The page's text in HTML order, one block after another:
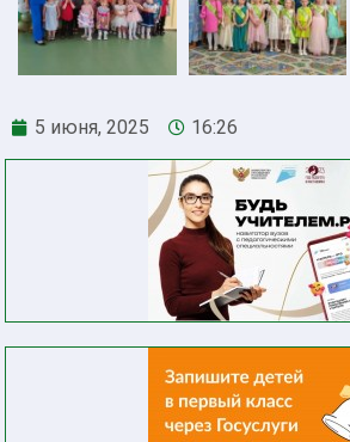
5 июня, 2025 16:26